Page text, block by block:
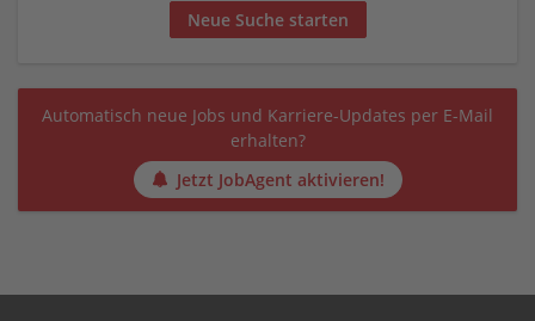
Neue Suche starten
Automatisch neue Jobs und Karriere-Updates per E-Mail
erhalten?
Jetzt JobAgent aktivieren!